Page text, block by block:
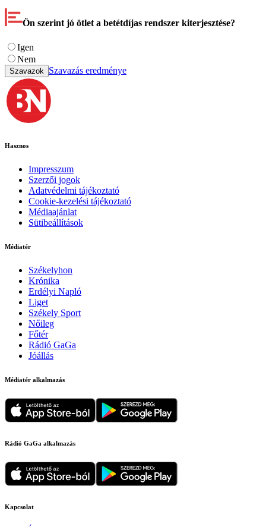
Ön szerint jó ötlet a betétdíjas rendszer kiterjesztése?
Igen
Nem
Szavazok Szavazás eredménye
Hasznos
Impresszum
Szerzői jogok
Adatvédelmi tájékoztató
Cookie-kezelési tájékoztató
Médiaajánlat
Sütibeállítások
Médiatér
Székelyhon
Krónika
Erdélyi Napló
Liget
Székely Sport
Nőileg
Főtér
Rádió GaGa
Jóállás
Médiatér alkalmazás
Rádió GaGa alkalmazás
Kapcsolat